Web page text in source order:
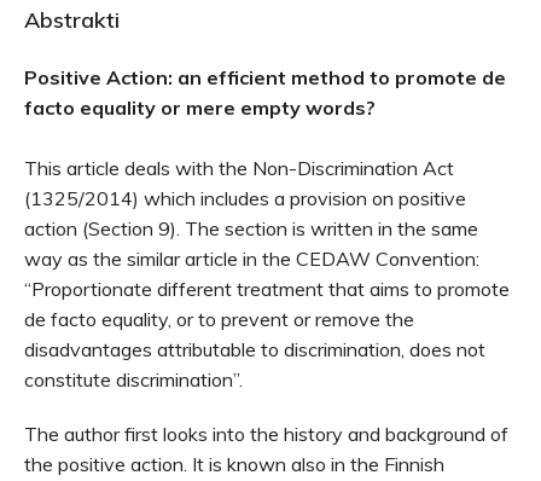
Abstrakti
Positive Action: an efficient method to promote de
facto equality or mere empty words?
This article deals with the Non-Discrimination Act
(1325/2014) which includes a provision on positive
action (Section 9). The section is written in the same
way as the similar article in the CEDAW Convention:
“Proportionate different treatment that aims to promote
de facto equality, or to prevent or remove the
disadvantages attributable to discrimination, does not
constitute discrimination”.
The author first looks into the history and background of
the positive action. It is known also in the Finnish